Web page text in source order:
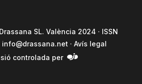
SL. València 2024 · ISSN
info@drassana.net ·Avís legal
controlada per